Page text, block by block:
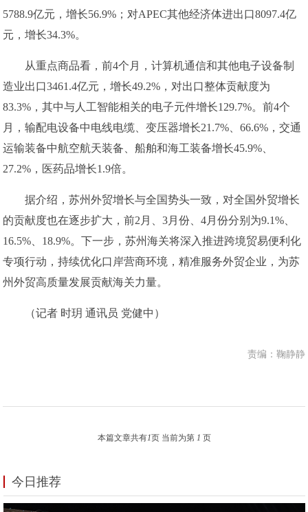
5788.9亿元，增长56.9%；对APEC其他经济体进出口8097.4亿
元，增长34.3%。
从重点商品看，前4个月，计算机通信和其他电子设备制
造业出口3461.4亿元，增长49.2%，对出口整体贡献度为
83.3%，其中与人工智能相关的电子元件增长129.7%。前4个
月，输配电设备中电线电缆、变压器增长21.7%、66.6%，交通
运输装备中航空航天装备、船舶和海工装备增长45.9%、
27.2%，医药品增长1.9倍。
据介绍，苏州外贸增长与全国势头一致，对全国外贸增长
的贡献度也在逐步扩大，前2月、3月份、4月份分别为9.1%、
16.5%、18.9%。下一步，苏州海关将深入推进跨境贸易便利化
专项行动，持续优化口岸营商环境，精准服务外贸企业，为苏
州外贸高质量发展贡献海关力量。
（记者 时玥 通讯员 党健中）
责编：鞠静静
本篇文章共有1页 当前为第 1 页
今日推荐